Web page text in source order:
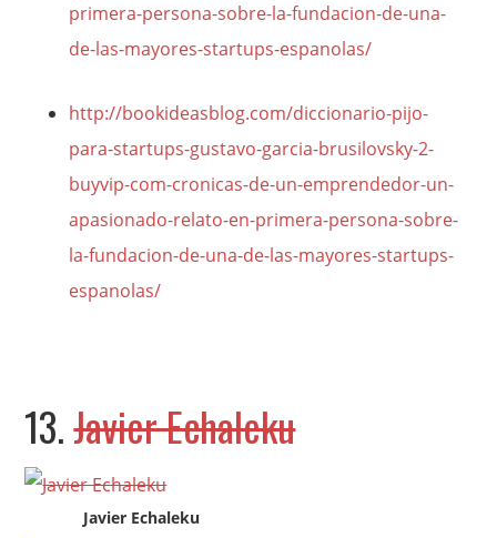
primera-persona-sobre-la-fundacion-de-una-
de-las-mayores-startups-espanolas/
http://bookideasblog.com/diccionario-pijo-
para-startups-gustavo-garcia-brusilovsky-2-
buyvip-com-cronicas-de-un-emprendedor-un-
apasionado-relato-en-primera-persona-sobre-
la-fundacion-de-una-de-las-mayores-startups-
espanolas/
13.Javier Echaleku
Javier Echaleku